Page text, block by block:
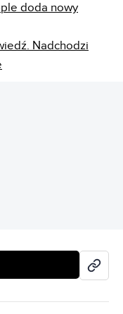
doda nowy
Nadchodzi